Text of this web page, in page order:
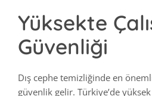
Yüksekte
Güvenliği
Dış cephe temizliğinde en
güvenlik gelir. Türkiye’de